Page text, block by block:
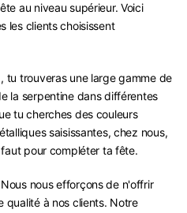
au niveau supérieur. Voici
les clients choisissent
tu trouveras une large gamme de
la serpentine dans différentes
tu cherches des couleurs
saisissantes, chez nous,
pour compléter ta fête.
nous efforçons de n'offrir
qualité à nos clients. Notre